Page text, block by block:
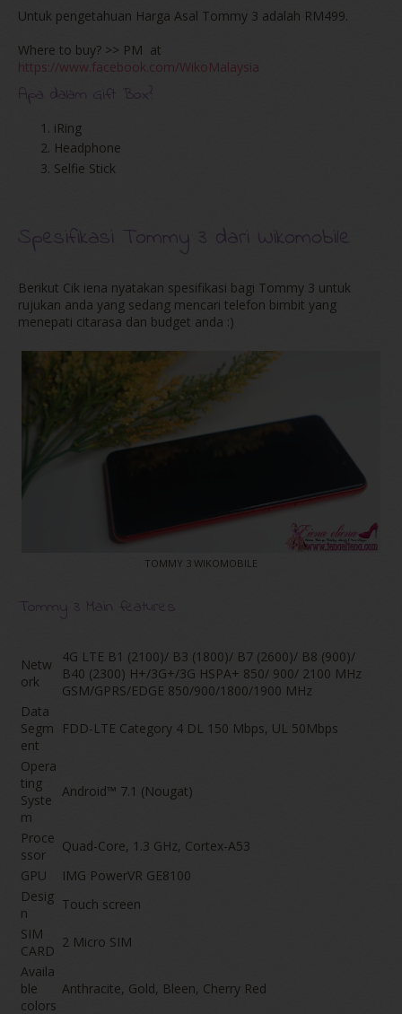
Untuk pengetahuan Harga Asal Tommy 3 adalah RM499.
Where to buy? >> PM at
https://www.facebook.com/WikoMalaysia
Apa dalam Gift Box?
iRing
Headphone
Selfie Stick
Spesifikasi Tommy 3 dari Wikomobile
Berikut Cik iena nyatakan spesifikasi bagi Tommy 3 untuk
rujukan anda yang sedang mencari telefon bimbit yang
menepati citarasa dan budget anda :)
TOMMY 3 WIKOMOBILE
Tommy 3 Main features
Netw
ork
4G LTE B1 (2100)/ B3 (1800)/ B7 (2600)/ B8 (900)/
B40 (2300) H+/3G+/3G HSPA+ 850/ 900/ 2100 MHz
GSM/GPRS/EDGE 850/900/1800/1900 MHz
Data
Segm
ent
FDD-LTE Category 4 DL 150 Mbps, UL 50Mbps
Opera
ting
Syste
m
Android™ 7.1 (Nougat)
Proce
ssor
Quad-Core, 1.3 GHz, Cortex-A53
GPU
IMG PowerVR GE8100
Desig
n
Touch screen
SIM
CARD
2 Micro SIM
Availa
ble
colors
Anthracite, Gold, Bleen, Cherry Red